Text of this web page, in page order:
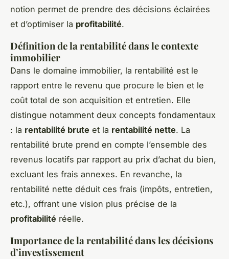
notion permet de prendre des décisions éclairées
et d’optimiser la profitabilité.
Définition de la rentabilité dans le contexte
immobilier
Dans le domaine immobilier, la rentabilité est le
rapport entre le revenu que procure le bien et le
coût total de son acquisition et entretien. Elle
distingue notamment deux concepts fondamentaux
: la rentabilité brute et la rentabilité nette. La
rentabilité brute prend en compte l’ensemble des
revenus locatifs par rapport au prix d’achat du bien,
excluant les frais annexes. En revanche, la
rentabilité nette déduit ces frais (impôts, entretien,
etc.), offrant une vision plus précise de la
profitabilité réelle.
Importance de la rentabilité dans les décisions
d’investissement